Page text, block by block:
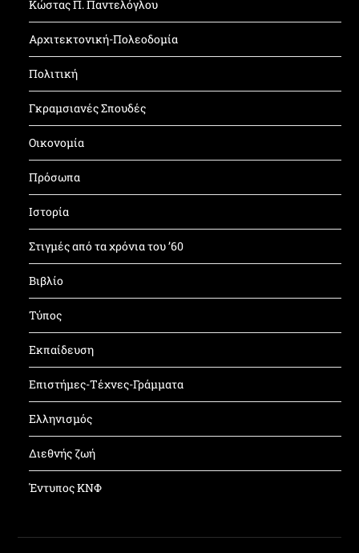
Κώστας Π. Παντελόγλου
Αρχιτεκτονική-Πολεοδομία
Πολιτική
Γκραμσιανές Σπουδές
Οικονομία
Πρόσωπα
Ιστορία
Στιγμές από τα χρόνια του ’60
Βιβλίο
Τύπος
Εκπαίδευση
Επιστήμες-Τέχνες-Γράμματα
Ελληνισμός
Διεθνής ζωή
Έντυπος ΚΝΦ